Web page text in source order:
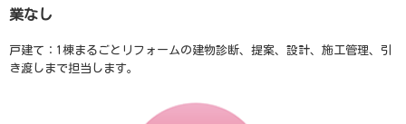
業なし
戸建て：1棟まるごとリフォームの建物診断、提案、設計、施工管理、引
き渡しまで担当します。